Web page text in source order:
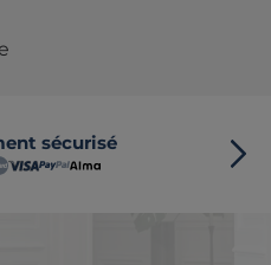
sécurisé